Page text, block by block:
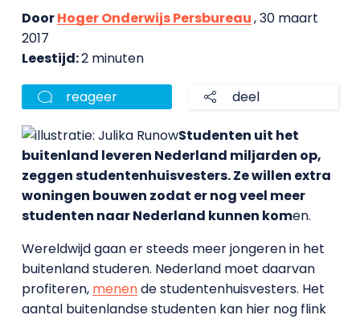
DoorHoger Onderwijs Persbureau, 30 maart
2017
Leestijd:2 minuten
reageer deel
Studenten uit het
buitenland leveren Nederland miljarden op,
zeggen studentenhuisvesters. Ze willen extra
woningen bouwen zodat er nog veel meer
studenten naar Nederland kunnen komen.
Wereldwijd gaan er steeds meer jongeren in het
buitenland studeren. Nederland moet daarvan
profiteren, menende studentenhuisvesters. Het
aantal buitenlandse studenten kan hier nog flink